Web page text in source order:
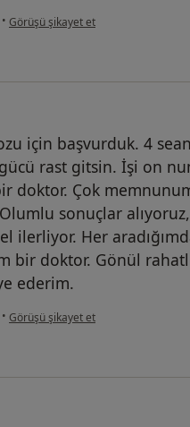
• kullanıcının görüşüne göre b....)
Görüşü şikayet et
için başvurduk. 4
rast gitsin. İşi on
doktor. Çok
sonuçlar alıyoruz,
ilerliyor. Her
bir doktor. Gönül
ederim.
• kullanıcının görüşüne göre g....)
Görüşü şikayet et